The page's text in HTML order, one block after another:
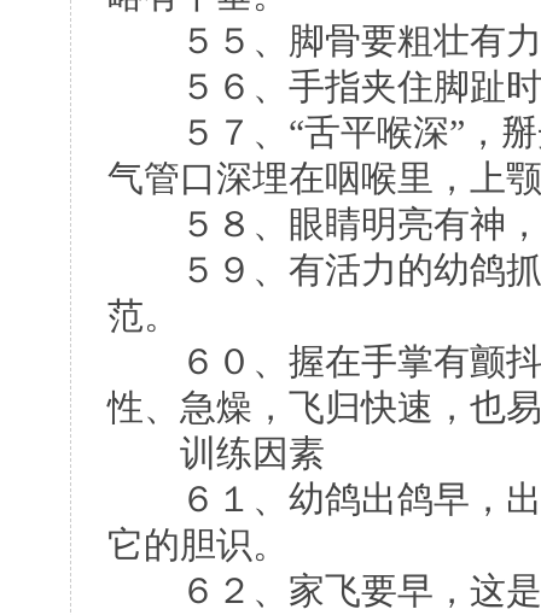
５５、脚骨要粗壮有力
５６、手指夹住脚趾时
５７、“舌平喉深”，掰
气管口深埋在咽喉里，上
５８、眼睛明亮有神，
５９、有活力的幼鸽抓
范。
６０、握在手掌有颤抖
性、急燥，飞归快速，也
训练因素
６１、幼鸽出鸽早，出
它的胆识。
６２、家飞要早，这是